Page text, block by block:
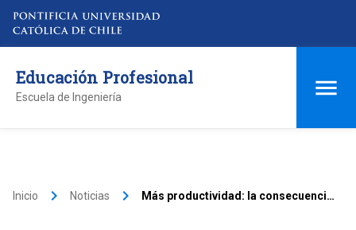
Educación Profesional
Escuela de Ingeniería
Inicio keyboard_arrow_right Noticias keyboard_arrow_right
Más productividad: la consecuencia